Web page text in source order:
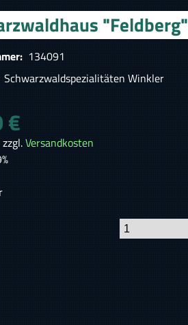
"Feldberg"
134091
Schwarzwaldspezialitäten Winkler
€
zzgl.Versandkosten